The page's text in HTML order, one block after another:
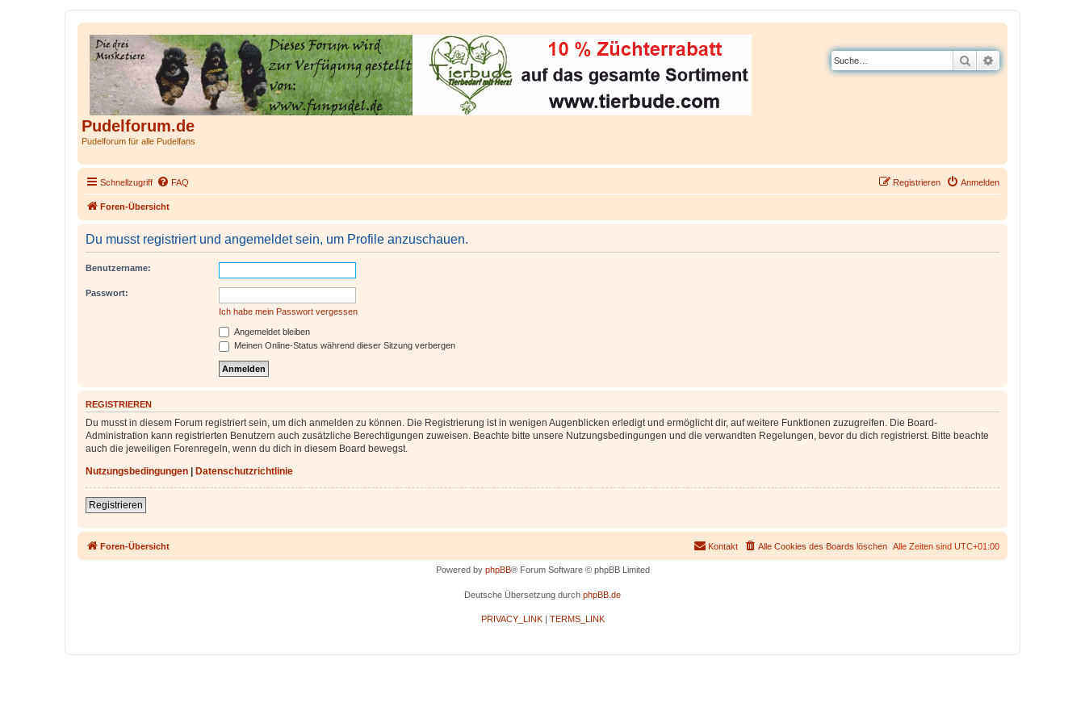
Pudelforum.de
Pudelforum für alle Pudelfans
Suche
Schnellzugriff FAQ Anmelden
Registrieren
Foren-Übersicht
Du musst registriert und angemeldet sein, um Profile anzuschauen.
Benutzername:
Passwort:
Ich habe mein Passwort vergessen
Angemeldet bleiben
Meinen Online-Status während dieser Sitzung verbergen
REGISTRIEREN
Du musst in diesem Forum registriert sein, um dich anmelden zu können. Die Registrierung ist in wenigen Augenblicken erledigt und ermöglicht dir, auf weitere Funktionen zuzugreifen. Die Board-
Administration kann registrierten Benutzern auch zusätzliche Berechtigungen zuweisen. Beachte bitte unsere Nutzungsbedingungen und die verwandten Regelungen, bevor du dich registrierst. Bitte beachte
auch die jeweiligen Forenregeln, wenn du dich in diesem Board bewegst.
Nutzungsbedingungen
Datenschutzrichtlinie
Registrieren
Foren-Übersicht Alle Zeiten sind UTC+01:00
Alle Cookies des Boards löschen
Kontakt
Powered by phpBB® Forum Software © phpBB Limited
Deutsche Übersetzung durch phpBB.de
PRIVACY_LINK| TERMS_LINK